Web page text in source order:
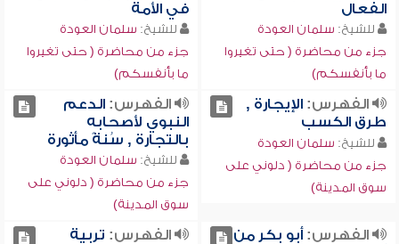
الفعال
للشيخ: سلمان العودة
جزء من محاضرة ( حتى تغيروا
ما بأنفسكم)
في الأمة
للشيخ: سلمان العودة
جزء من محاضرة ( حتى تغيروا
ما بأنفسكم)
الفهرس:الإيجارة ,
طرق الكسب
للشيخ: سلمان العودة
جزء من محاضرة ( دلوني على
سوق المدينة)
الفهرس:الدعم
النبوي لأصحابه
بالتجارة , سُنةً مأثورة
للشيخ: سلمان العودة
جزء من محاضرة ( دلوني على
سوق المدينة)
الفهرس:أبو بكر من
الفهرس: تربية